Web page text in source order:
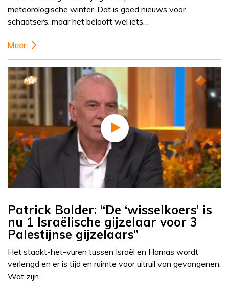
meteorologische winter. Dat is goed nieuws voor
schaatsers, maar het belooft wel iets…
Meer
Patrick Bolder: “De ‘wisselkoers’ is
nu 1 Israëlische gijzelaar voor 3
Palestijnse gijzelaars”
Het staakt-het-vuren tussen Israël en Hamas wordt
verlengd en er is tijd en ruimte voor uitruil van gevangenen.
Wat zijn…